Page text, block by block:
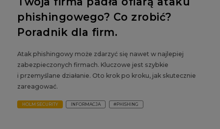
phishingowego? Co zrobić?
Poradnik dla firm.
Atak phishingowy może zdarzyć się nawet w najlepiej
zabezpieczonych firmach. Kluczowe jest szybkie
i przemyślane działanie. Oto krok po kroku, jak skutecznie
zareagować.
HOLM SECURITY INFORMACJA #PHISHING